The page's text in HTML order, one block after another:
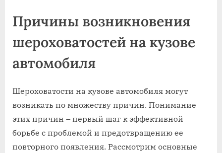
Причины возникновения
шероховатостей на кузове
автомобиля
Шероховатости на кузове автомобиля могут
возникать по множеству причин. Понимание
этих причин – первый шаг к эффективной
борьбе с проблемой и предотвращению ее
повторного появления. Рассмотрим основные